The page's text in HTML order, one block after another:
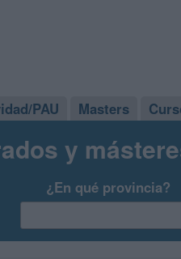
PAU Masters
y
¿En qué provincia?